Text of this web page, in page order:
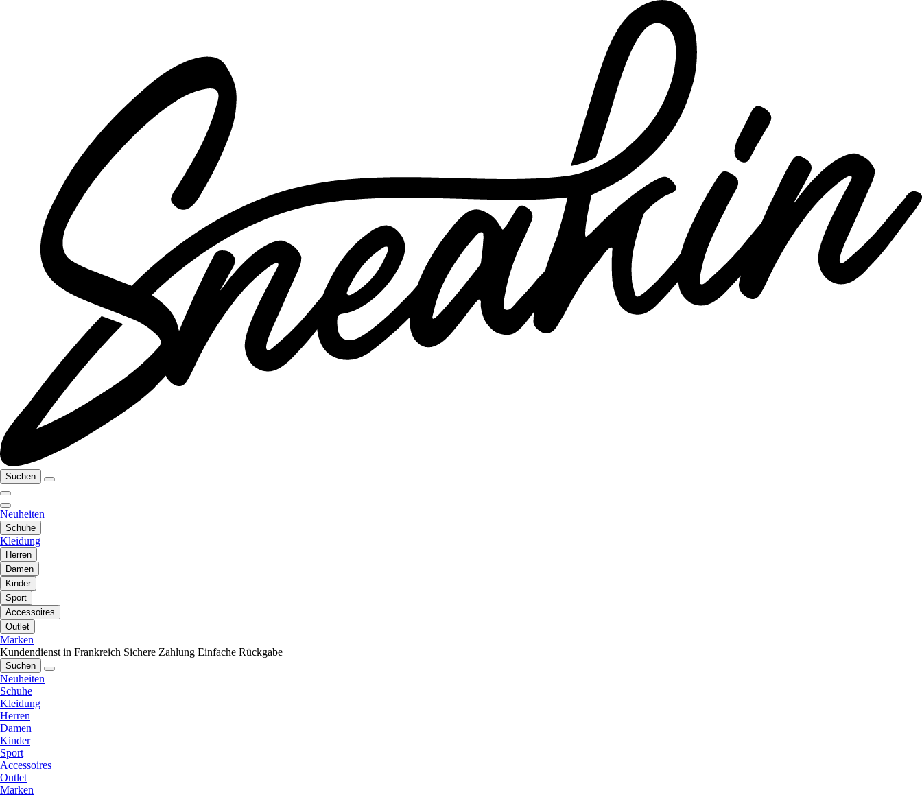
Suchen
Neuheiten
Schuhe
Kleidung
Herren
Damen
Kinder
Sport
Accessoires
Outlet
Marken
Kundendienst in Frankreich Sichere Zahlung Einfache Rückgabe
Suchen
Neuheiten
Schuhe
Kleidung
Herren
Damen
Kinder
Sport
Accessoires
Outlet
Marken